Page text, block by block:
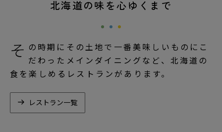
北海道の味を心ゆくまで
そ の時期にその土地で一番美味しいものにこ
だわったメインダイニングなど、北海道の
食を楽しめるレストランがあります。
レストラン一覧